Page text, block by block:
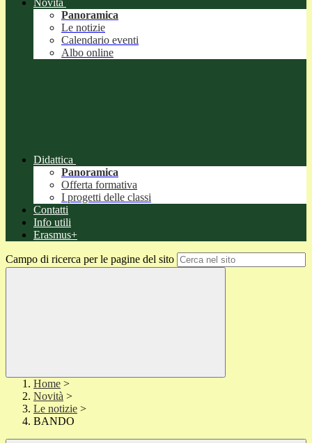
Novità
Panoramica
Le notizie
Calendario eventi
Albo online
Didattica
Panoramica
Offerta formativa
I progetti delle classi
Contatti
Info utili
Erasmus+
Campo di ricerca per le pagine del sito
Home >
Novità >
Le notizie >
BANDO